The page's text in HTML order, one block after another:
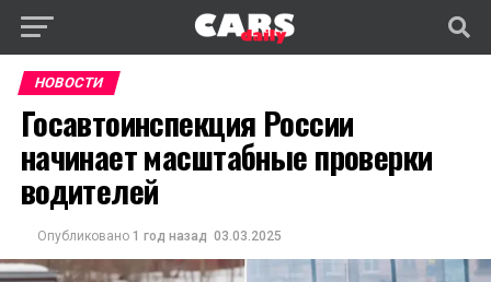
НОВОСТИ
Госавтоинспекция России
начинает масштабные проверки
водителей
Опубликовано 1 год назад 03.03.2025